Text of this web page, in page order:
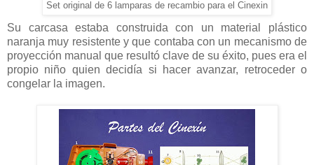
Set original de 6 lamparas de recambio para el Cinexin
Su carcasa estaba construida con un material plástico
naranja muy resistente y que contaba con un mecanismo de
proyección manual que resultó clave de su éxito, pues era el
propio niño quien decidía si hacer avanzar, retroceder o
congelar la imagen.